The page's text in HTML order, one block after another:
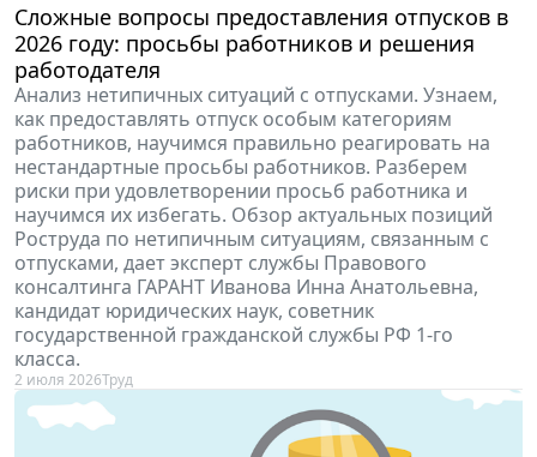
Сложные вопросы предоставления отпусков в
2026 году: просьбы работников и решения
работодателя
Анализ нетипичных ситуаций с отпусками. Узнаем,
как предоставлять отпуск особым категориям
работников, научимся правильно реагировать на
нестандартные просьбы работников. Разберем
риски при удовлетворении просьб работника и
научимся их избегать. Обзор актуальных позиций
Роструда по нетипичным ситуациям, связанным с
отпусками, дает эксперт службы Правового
консалтинга ГАРАНТ Иванова Инна Анатольевна,
кандидат юридических наук, советник
государственной гражданской службы РФ 1-го
класса.
2 июля 2026Труд